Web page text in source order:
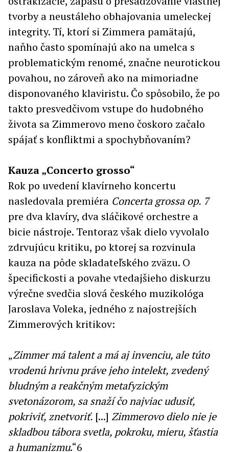
tvorby a neustáleho obhajovania umeleckej
integrity. Tí, ktorí si Zimmera pamätajú,
naňho často spomínajú ako na umelca s
problematickým renomé, značne neurotickou
povahou, no zároveň ako na mimoriadne
disponovaného klaviristu. Čo spôsobilo, že po
takto presvedčivom vstupe do hudobného
života sa Zimmerovo meno čoskoro začalo
spájať s konfliktmi a spochybňovaním?
Kauza „Concerto grosso“
Rok po uvedení klavírneho koncertu
nasledovala premiéra Concerta grossa op. 7
pre dva klavíry, dva sláčikové orchestre a
bicie nástroje. Tentoraz však dielo vyvolalo
zdrvujúcu kritiku, po ktorej sa rozvinula
kauza na pôde skladateľského zväzu. O
špecifickosti a povahe vtedajšieho diskurzu
výrečne svedčia slová českého muzikológa
Jaroslava Voleka, jedného z najostrejších
Zimmerových kritikov:
„Zimmer má talent a má aj invenciu, ale túto
vrodenú hrivnu práve jeho intelekt, zvedený
bludným a reakčným metafyzickým
svetonázorom, sa snaží čo najviac udusiť,
pokriviť, znetvoriť. [...] Zimmerovo dielo nie je
skladbou tábora svetla, pokroku, mieru, šťastia
a humanizmu.“6